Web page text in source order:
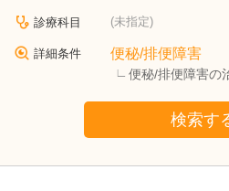
診療科目 (未指定)
詳細条件 便秘/排便障害
便秘/排便障害の
検索す